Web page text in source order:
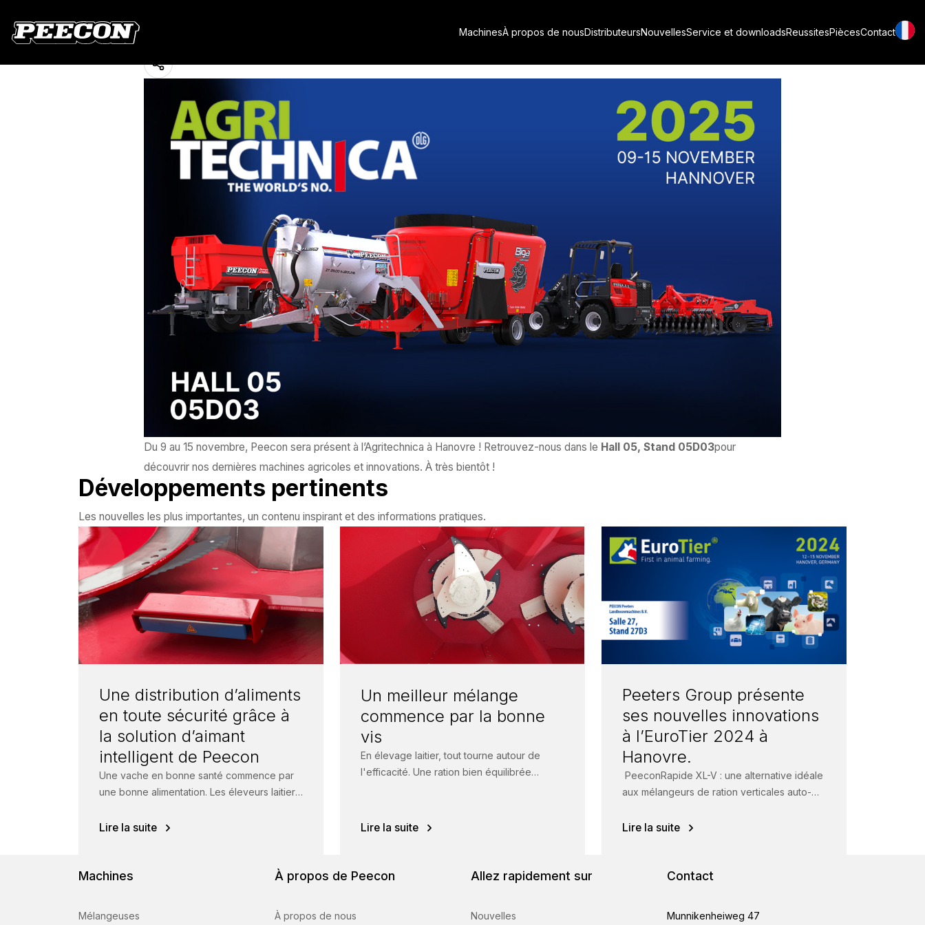
MachinesÀ propos de nousDistributeursNouvellesService et downloadsReussitesPiècesContact
Du 9 au 15 novembre, Peecon sera présent à l’Agritechnica à Hanovre ! Retrouvez-nous dans le Hall 05, Stand 05D03pour
découvrir nos dernières machines agricoles et innovations. À très bientôt !
Développements pertinents
Les nouvelles les plus importantes, un contenu inspirant et des informations pratiques.
Une distribution d’aliments
en toute sécurité grâce à
la solution d’aimant
intelligent de Peecon
Une vache en bonne santé commence par
une bonne alimentation. Les éleveurs laitiers
Lire la suite
Un meilleur mélange
commence par la bonne
vis
En élevage laitier, tout tourne autour de
l'efficacité. Une ration bien équilibrée
Lire la suite
Peeters Group présente
ses nouvelles innovations
à l’EuroTier 2024 à
Hanovre.
PeeconRapide XL-V : une alternative idéale
aux mélangeurs de ration verticales auto-
système très fiable...
Lire la suite
Machines
Mélangeuses
À propos de Peecon
À propos de nous
Allez rapidement sur
Nouvelles
Contact
Munnikenheiweg 47